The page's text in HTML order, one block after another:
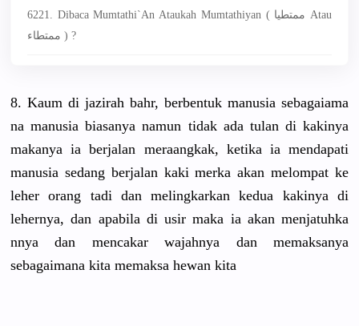
6221. Dibaca Mumtathi`an Ataukah Mumtathiyan ( ممتطيا Atau
ممتطاء ) ?
8. Kaum di jazirah bahr, berbentuk manusia sebagaiama
na manusia biasanya namun tidak ada tulan di kakinya
makanya ia berjalan meraangkak, ketika ia mendapati
manusia sedang berjalan kaki merka akan melompat ke
leher orang tadi dan melingkarkan kedua kakinya di
lehernya, dan apabila di usir maka ia akan menjatuhka
nnya dan mencakar wajahnya dan memaksanya
sebagaimana kita memaksa hewan kita